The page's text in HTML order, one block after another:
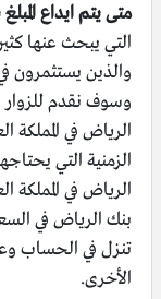
متى يتم ايداع
التي يبحث عنها
والذين يستثمرون
وسوف نقدم للزوار
الرياض في المملكة
الزمنية التي
الرياض في
بنك الرياض في
تنزل في الحساب
الأخرى.